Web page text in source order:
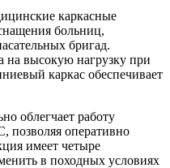
каркасные
больниц,
бригад.
на высокую нагрузку при
каркас обеспечивает
облегчает работу
позволяя оперативно
имеет четыре
в походных условиях